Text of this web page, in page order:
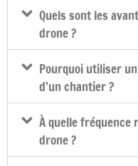
Quels sont les
drone ?
Pourquoi utiliser
d’un chantier ?
À quelle
drone ?